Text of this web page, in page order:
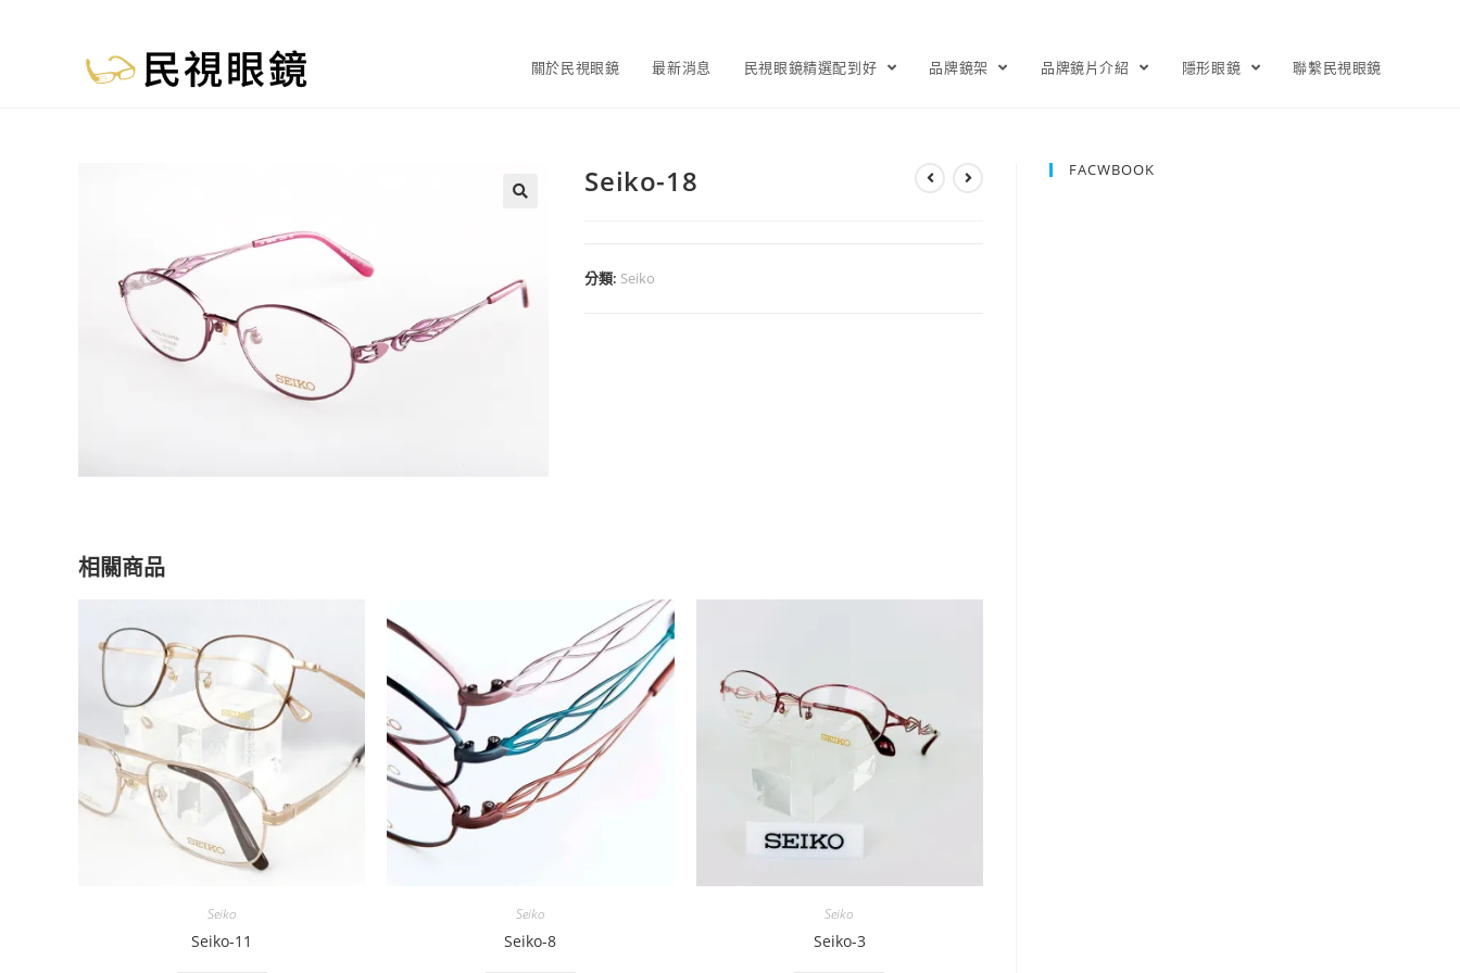
關於民視眼鏡 最新消息 民視眼鏡精選配到好 品牌鏡架 品牌鏡片介紹 隱形眼鏡 聯繫民視眼鏡
Seiko-18
分類: Seiko
相關商品
Seiko
Seiko-11
Seiko
Seiko-8
Seiko
Seiko-3
FACWBOOK